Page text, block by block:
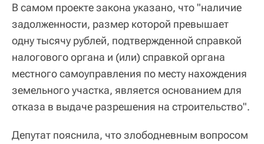
В самом проекте закона указано, что "наличие
задолженности, размер которой превышает
одну тысячу рублей, подтвержденной справкой
налогового органа и (или) справкой органа
местного самоуправления по месту нахождения
земельного участка, является основанием для
отказа в выдаче разрешения на строительство".
Депутат пояснила, что злободневным вопросом